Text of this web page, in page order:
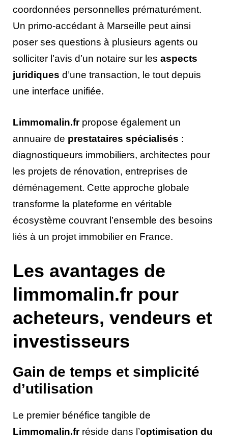
coordonnées personnelles prématurément.
Un primo-accédant à Marseille peut ainsi
poser ses questions à plusieurs agents ou
solliciter l’avis d’un notaire sur les aspects
juridiques d’une transaction, le tout depuis
une interface unifiée.
Limmomalin.frpropose également un
annuaire de prestataires spécialisés :
diagnostiqueurs immobiliers, architectes pour
les projets de rénovation, entreprises de
déménagement. Cette approche globale
transforme la plateforme en véritable
écosystème couvrant l’ensemble des besoins
liés à un projet immobilier en France.
Les avantages de
limmomalin.fr pour
acheteurs, vendeurs et
investisseurs
Gain de temps et simplicité
d’utilisation
Le premier bénéfice tangible de
Limmomalin.frréside dans l’optimisation du